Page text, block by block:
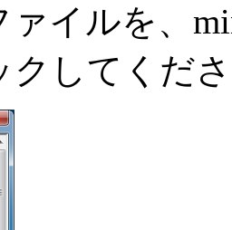
ァイルを、
クしてくだ